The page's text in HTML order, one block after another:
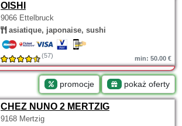
OISHI
9066 Ettelbruck
asiatique, japonaise, sushi
(57) min: 50.00 €
promocje pokaż oferty
CHEZ NUNO 2 MERTZIG
9168 Mertzig